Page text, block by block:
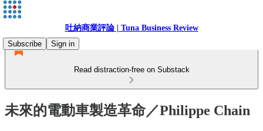
吐納商業評論 | Tuna Business Review
Subscribe
Sign in
Read distraction-free on Substack
未來的電動車製造革命／Philippe Chain